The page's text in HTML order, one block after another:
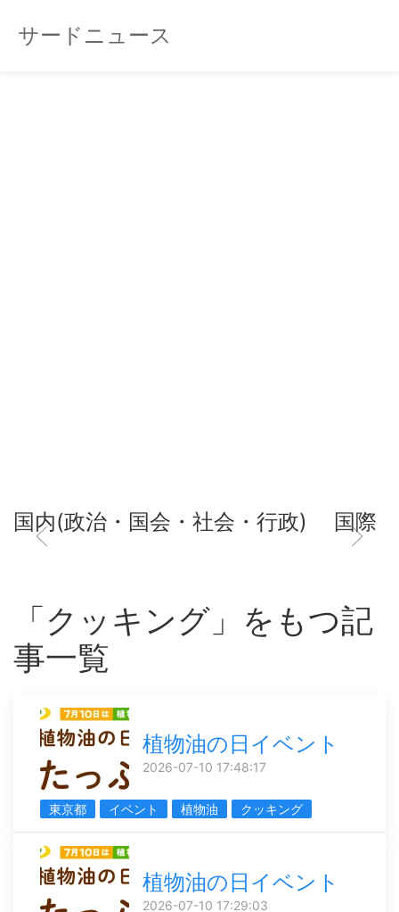
サードニュース
国内(政治・国会・社会・行政) 国際
「クッキング」をもつ記
事一覧
植物油の日イベント
2026-07-10 17:48:17
東京都 イベント 植物油 クッキング
植物油の日イベント
2026-07-10 17:29:03